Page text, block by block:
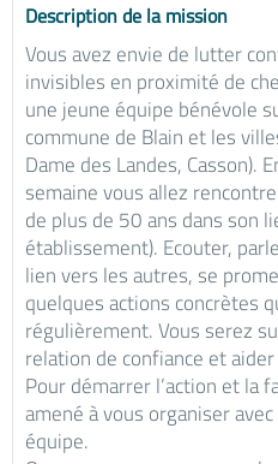
Description de la mission
Vous avez envie de lutter
invisibles en proximité de
une jeune équipe bénévole
commune de Blain et les
Dame des Landes, Casson).
semaine vous allez
de plus de 50 ans dans son
établissement). Ecouter,
lien vers les autres, se
quelques actions concrètes
régulièrement. Vous serez
relation de confiance et
Pour démarrer l’action et la
amené à vous organiser
équipe.